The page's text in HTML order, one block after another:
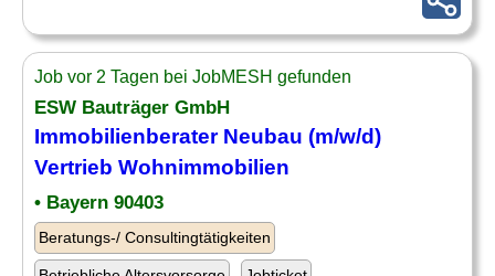
Job vor 2 Tagen bei JobMESH gefunden
ESW Bauträger GmbH
Immobilienberater Neubau (m/w/d)
Vertrieb Wohnimmobilien
• Bayern 90403
Beratungs-/ Consultingtätigkeiten